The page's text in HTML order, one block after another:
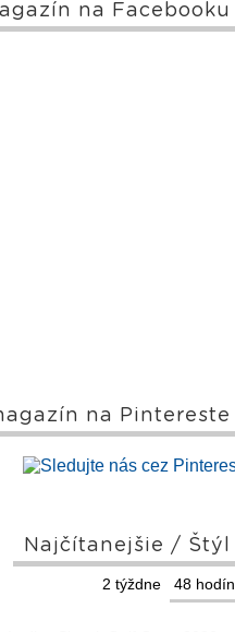
na Facebooku
na Pintereste
Najčítanejšie / Štýl
48 hodín
2 týždne